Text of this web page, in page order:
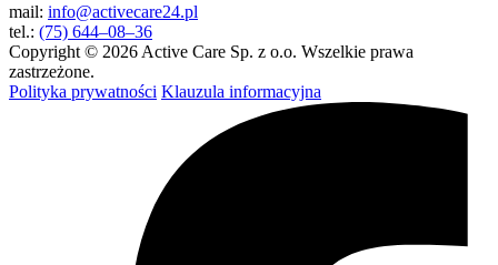
mail: info@activecare24.pl
tel.: (75) 644–08–36
Copyright © 2026 Active Care Sp. z o.o. Wszelkie prawa
zastrzeżone.
Polityka prywatności Klauzula informacyjna